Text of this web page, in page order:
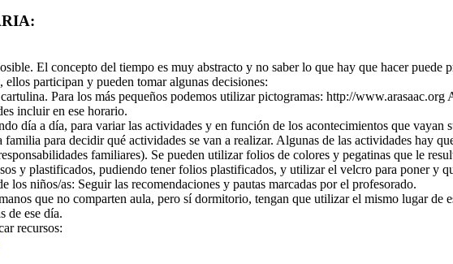
El concepto del tiempo es muy abstracto y no saber lo que hay que hacer puede
participan y pueden tomar algunas decisiones:
Para los más pequeños podemos utilizar pictogramas: http://www.arasaac.org
incluir en ese horario.
día a día, para variar las actividades y en función de los acontecimientos que vayan
para decidir qué actividades se van a realizar. Algunas de las actividades hay
familiares). Se pueden utilizar folios de colores y pegatinas que le
y plastificados, pudiendo tener folios plastificados, y utilizar el velcro para poner y
los niños/as: Seguir las recomendaciones y pautas marcadas por el profesorado.
que no comparten aula, pero sí dormitorio, tengan que utilizar el mismo lugar de
de ese día.
recursos: